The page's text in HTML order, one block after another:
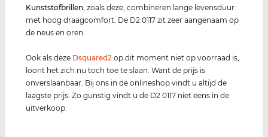
Kunststofbrillen , zoals deze, combineren lange levensduur
met hoog draagcomfort. De D2 0117 zit zeer aangenaam op
de neus en oren.
Ook als deze Dsquared2 op dit moment niet op voorraad is,
loont het zich nu toch toe te slaan. Want de prijs is
onverslaanbaar. Bij ons in de onlineshop vindt u altijd de
laagste prijs. Zo gunstig vindt u de D2 0117 niet eens in de
uitverkoop.